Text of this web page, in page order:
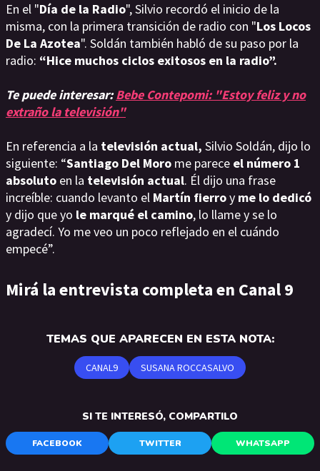
En el "Día de la Radio", Silvio recordó el inicio de la
misma, con la primera transición de radio con "Los Locos
De La Azotea". Soldán también habló de su paso por la
radio: “Hice muchos ciclos exitosos en la radio”.
Te puede interesar:Bebe Contepomi: "Estoy feliz y no
extraño la televisión"
En referencia a la televisión actual, Silvio Soldán, dijo lo
siguiente: “Santiago Del Moro me parece el número 1
absoluto en la televisión actual. Él dijo una frase
increíble: cuando levanto el Martín fierroy me lo dedicó
y dijo que yo le marqué el camino, lo llame y se lo
agradecí. Yo me veo un poco reflejado en el cuándo
empecé”.
Mirá la entrevista completa en Canal 9
TEMAS QUE APARECEN EN ESTA NOTA:
CANAL9 SUSANA ROCCASALVO
SI TE INTERESÓ, COMPARTILO
FACEBOOK TWITTER WHATSAPP